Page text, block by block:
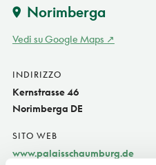
Norimberga
Vedi su Google Maps
INDIRIZZO
Kernstrasse 46
Norimberga DE
SITO WEB
www.palaisschaumburg.de